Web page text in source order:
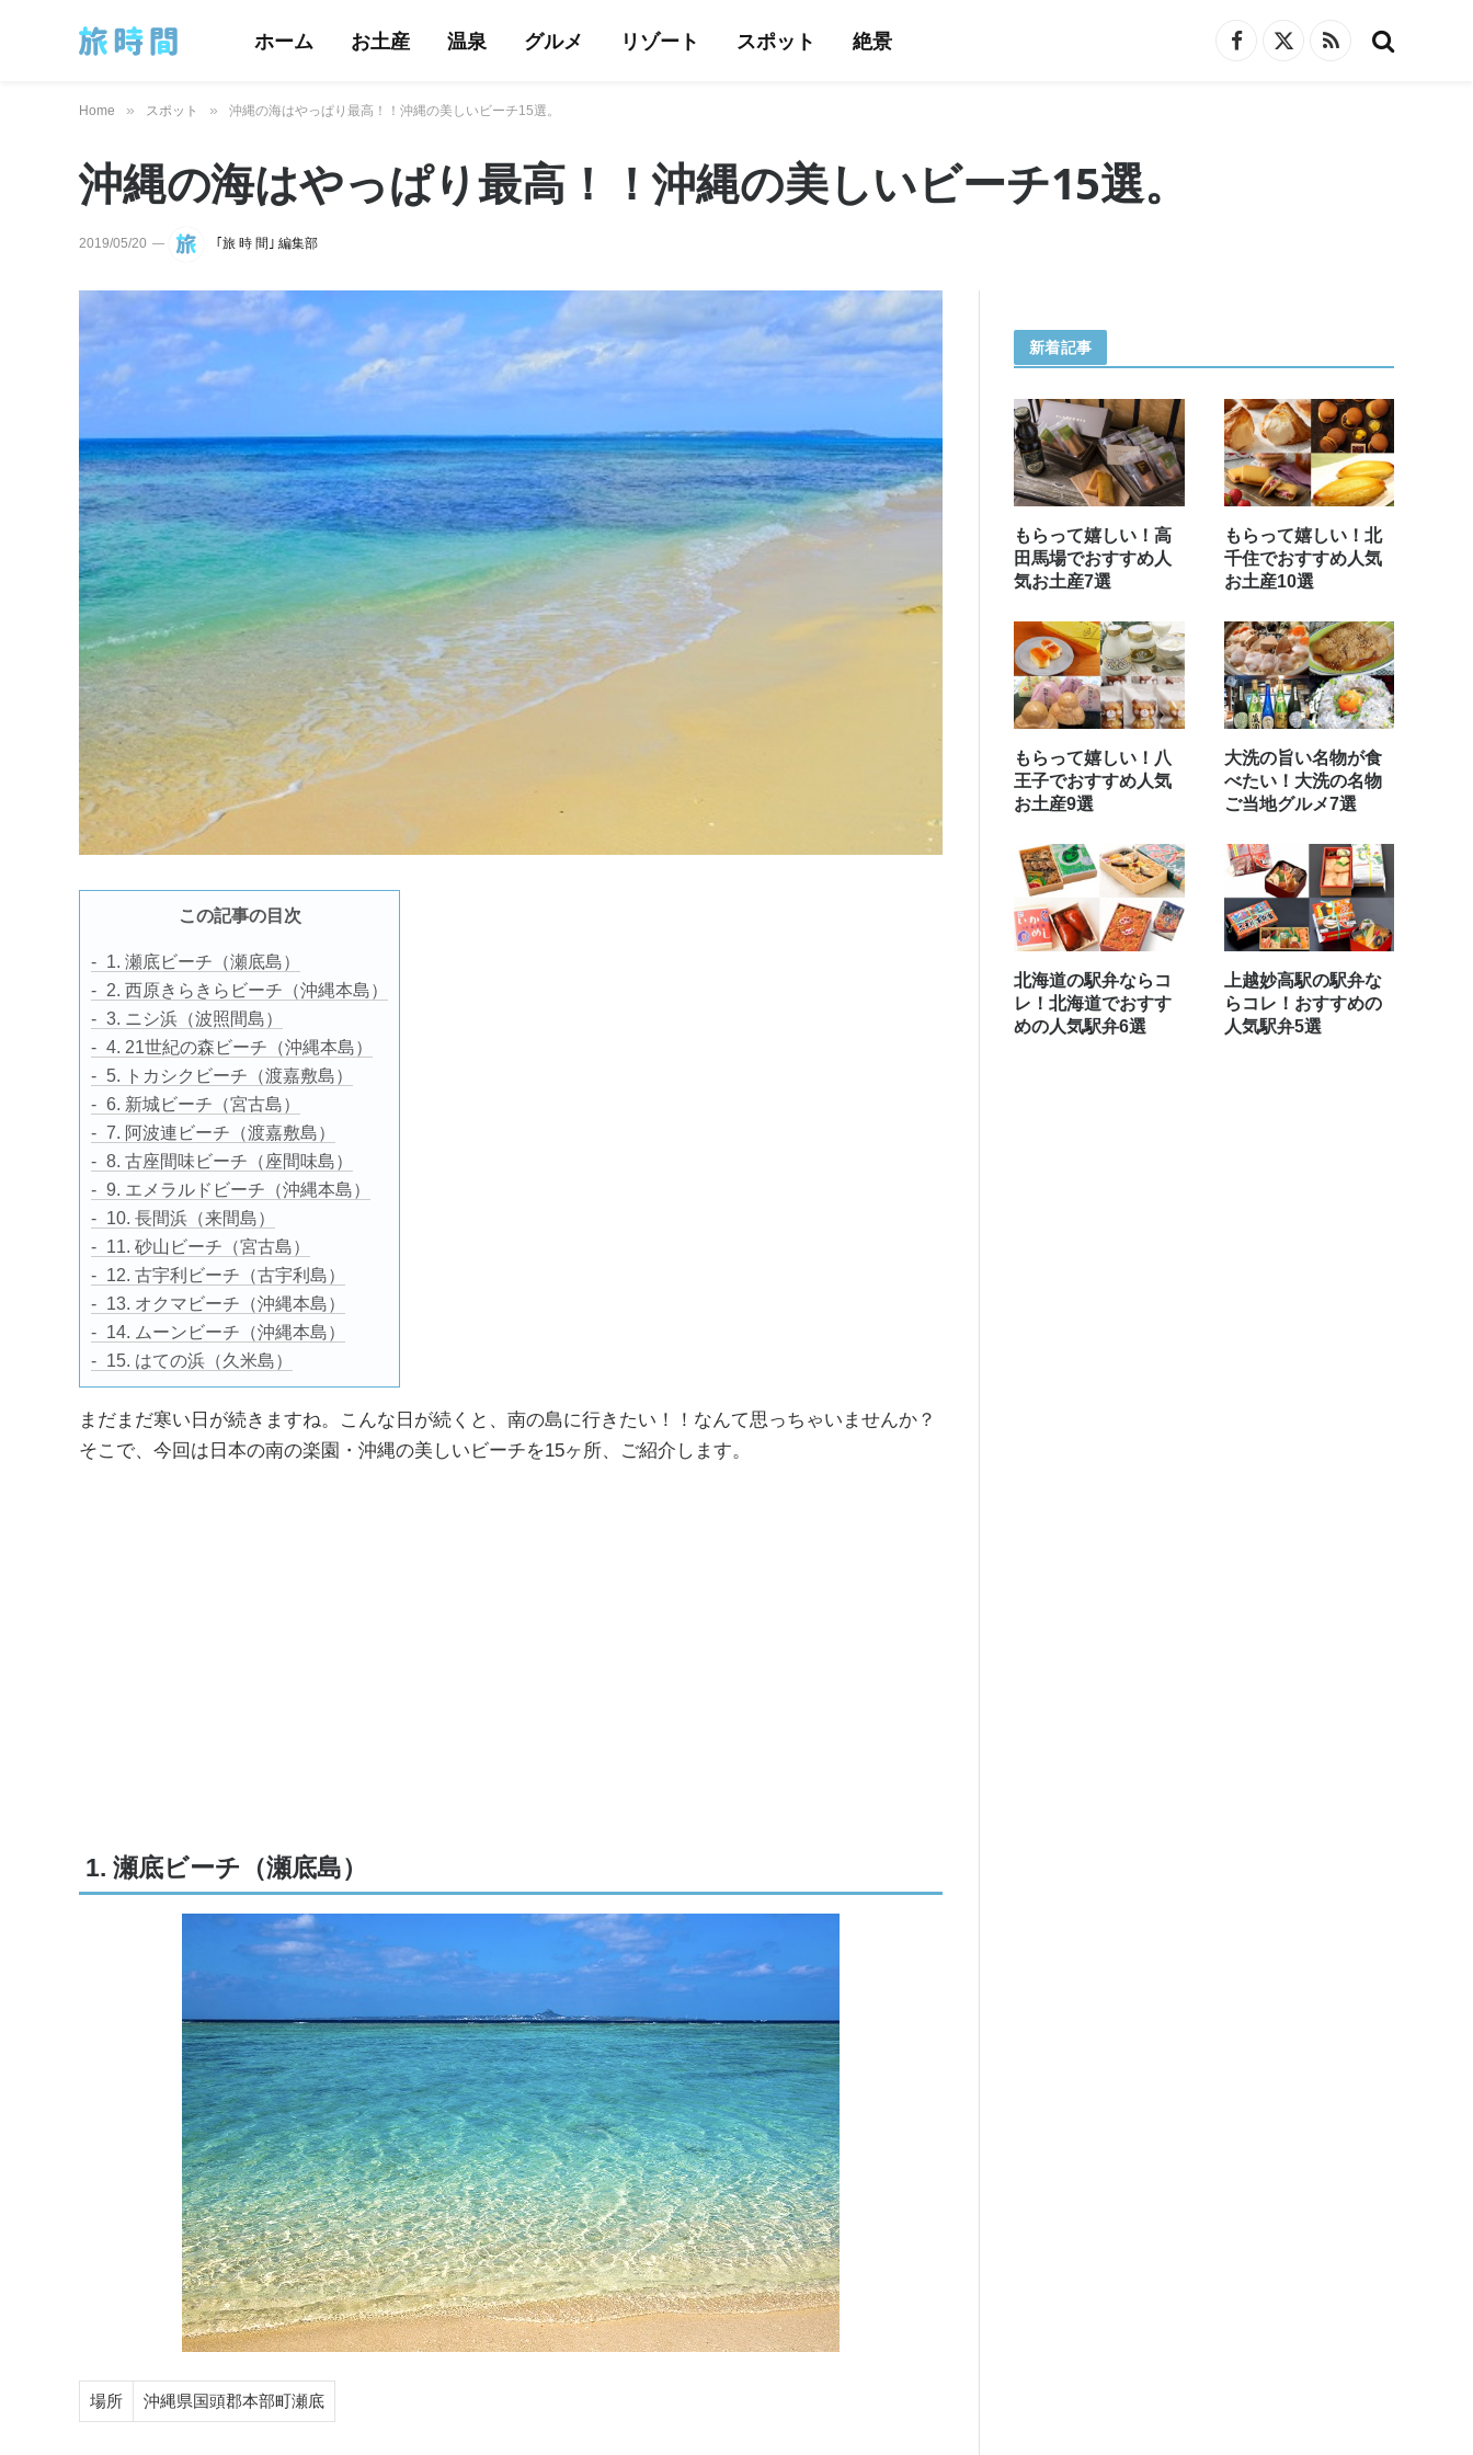
ホーム お土産 温泉 グルメ リゾート スポット 絶景 Facebook
X
RSS
Home » スポット » 沖縄の海はやっぱり最高！！沖縄の美しいビーチ15選。
沖縄の海はやっぱり最高！！沖縄の美しいビーチ15選。
2019/05/20 ｢旅 時 間｣ 編集部
この記事の目次
1. 瀬底ビーチ（瀬底島）
2. 西原きらきらビーチ（沖縄本島）
3. ニシ浜（波照間島）
4. 21世紀の森ビーチ（沖縄本島）
5. トカシクビーチ（渡嘉敷島）
6. 新城ビーチ（宮古島）
7. 阿波連ビーチ（渡嘉敷島）
8. 古座間味ビーチ（座間味島）
9. エメラルドビーチ（沖縄本島）
10. 長間浜（来間島）
11. 砂山ビーチ（宮古島）
12. 古宇利ビーチ（古宇利島）
13. オクマビーチ（沖縄本島）
14. ムーンビーチ（沖縄本島）
15. はての浜（久米島）
まだまだ寒い日が続きますね。こんな日が続くと、南の島に行きたい！！なんて思っちゃいませんか？
そこで、今回は日本の南の楽園・沖縄の美しいビーチを15ヶ所、ご紹介します。
1. 瀬底ビーチ（瀬底島）
場所 沖縄県国頭郡本部町瀬底
新着記事
もらって嬉しい！高
田馬場でおすすめ人
気お土産7選
もらって嬉しい！北
千住でおすすめ人気
お土産10選
もらって嬉しい！八
王子でおすすめ人気
お土産9選
大洗の旨い名物が食
べたい！大洗の名物
ご当地グルメ7選
北海道の駅弁ならコ
レ！北海道でおすす
めの人気駅弁6選
上越妙高駅の駅弁な
らコレ！おすすめの
人気駅弁5選